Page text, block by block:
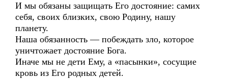
И мы обязаны защищать Его достояние: самих
себя, своих близких, свою Родину, нашу
планету.
Наша обязанность — побеждать зло, которое
уничтожает достояние Бога.
Иначе мы не дети Ему, а «пасынки», сосущие
кровь из Его родных детей.